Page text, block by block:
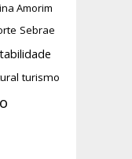
Amorim
Sebrae
turismo